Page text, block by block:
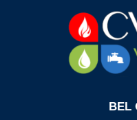
BEL